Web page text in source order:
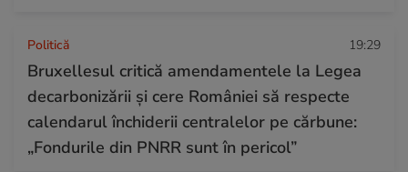
Politică 19:29
Bruxellesul critică amendamentele la Legea
decarbonizării și cere României să respecte
calendarul închiderii centralelor pe cărbune:
„Fondurile din PNRR sunt în pericol”